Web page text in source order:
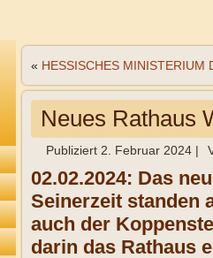
« HESSISCHES MINISTERIUM
Neues Rathaus
Publiziert 2. Februar 2024 |
02.02.2024: Das
Seinerzeit standen
auch der
darin das Rathaus